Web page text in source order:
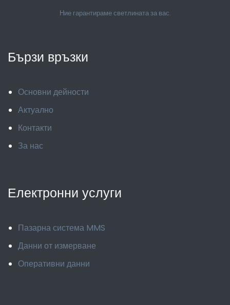
Ние гарантираме светлината за вас.
Бързи връзки
Основни дейности
Актуално
Контакти
За нас
Електронни услуги
Пазарна система MMS
Данни от измерване
Оперативни данни